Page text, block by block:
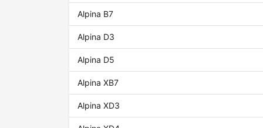
Alpina B7
Alpina D3
Alpina D5
Alpina XB7
Alpina XD3